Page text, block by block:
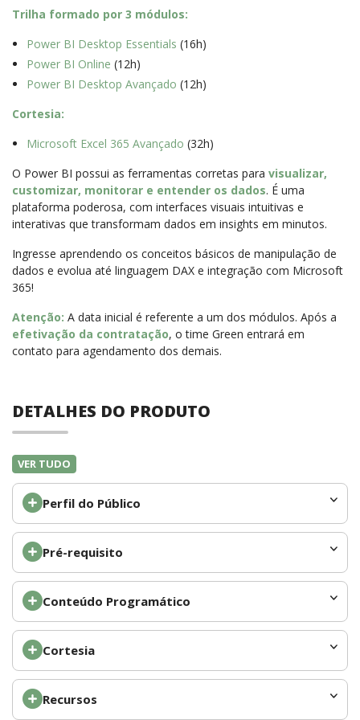
Trilha formado por 3 módulos:
Power BI Desktop Essentials (16h)
Power BI Online (12h)
Power BI Desktop Avançado (12h)
Cortesia:
Microsoft Excel 365 Avançado (32h)
O Power BI possui as ferramentas corretas para visualizar,
customizar, monitorar e entender os dados. É uma
plataforma poderosa, com interfaces visuais intuitivas e
interativas que transformam dados em insights em minutos.
Ingresse aprendendo os conceitos básicos de manipulação de
dados e evolua até linguagem DAX e integração com Microsoft
365!
Atenção: A data inicial é referente a um dos módulos. Após a
efetivação da contratação, o time Green entrará em
contato para agendamento dos demais.
DETALHES DO PRODUTO
VER TUDO
Perfil do Público
Pré-requisito
Conteúdo Programático
Cortesia
Recursos